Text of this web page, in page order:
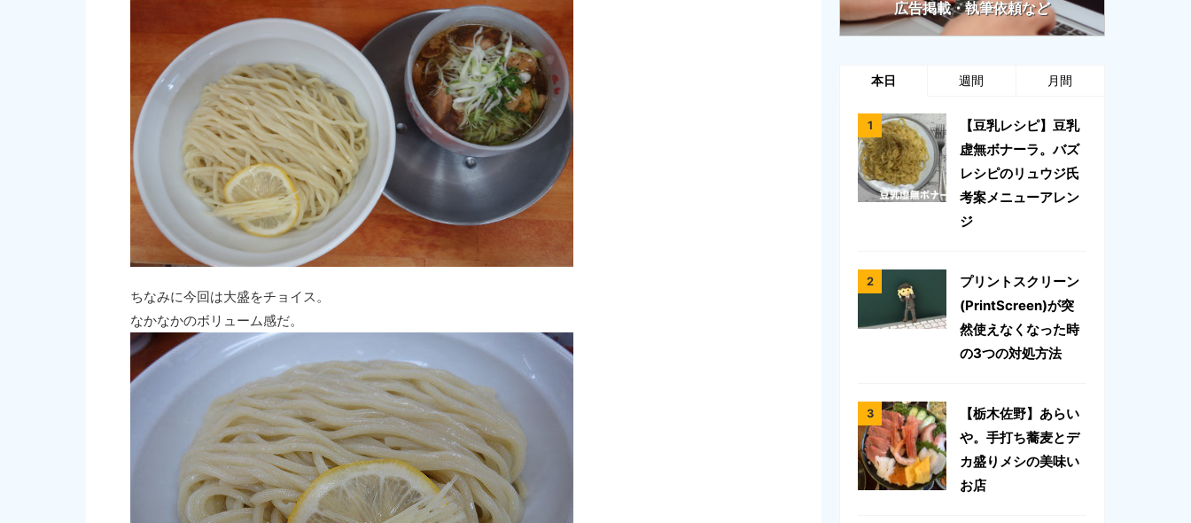
ちなみに今回は大盛をチョイス。
なかなかのボリューム感だ。
広告掲載・執筆依頼など
本日 週間 月間
【豆乳レシピ】豆乳
虚無ボナーラ。バズ
レシピのリュウジ氏
考案メニューアレン
ジ
プリントスクリーン
(PrintScreen)が突
然使えなくなった時
の3つの対処方法
【栃木佐野】あらい
や。手打ち蕎麦とデ
カ盛りメシの美味い
お店